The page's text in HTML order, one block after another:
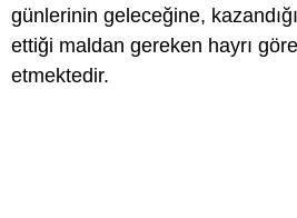
günlerinin geleceğine,
ettiği maldan gereken hayrı
etmektedir.